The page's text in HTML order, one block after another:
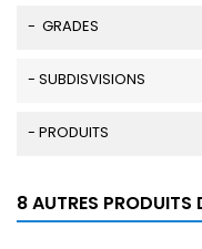
- GRADES
- SUBDISVISIONS
- PRODUITS
8 AUTRES PRODUITS